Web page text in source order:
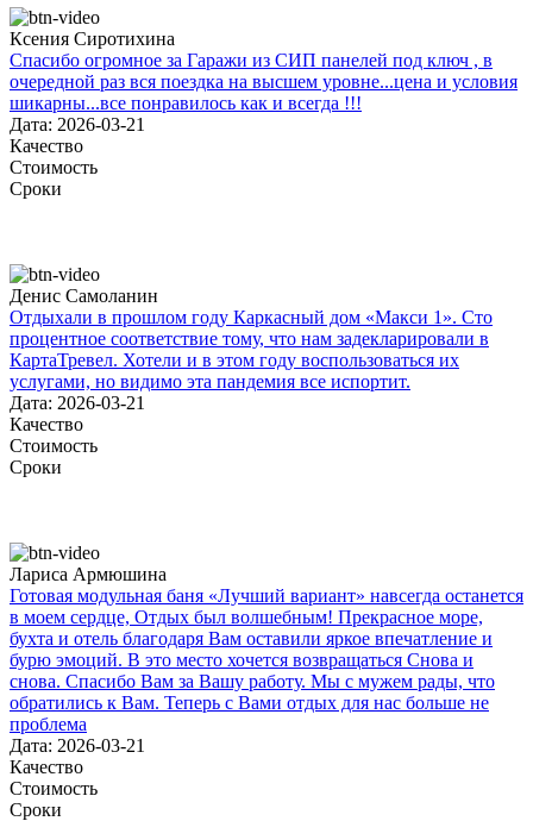
Ксения Сиротихина
Спасибо огромное за Гаражи из СИП панелей под ключ , в
очередной раз вся поездка на высшем уровне...цена и условия
шикарны...все понравилось как и всегда !!!
Дата: 2026-03-21
Качество
Стоимость
Сроки
Денис Самоланин
Отдыхали в прошлом году Каркасный дом «Макси 1». Сто
процентное соответствие тому, что нам задекларировали в
КартаТревел. Хотели и в этом году воспользоваться их
услугами, но видимо эта пандемия все испортит.
Дата: 2026-03-21
Качество
Стоимость
Сроки
Лариса Армюшина
Готовая модульная баня «Лучший вариант» навсегда останется
в моем сердце, Отдых был волшебным! Прекрасное море,
бухта и отель благодаря Вам оставили яркое впечатление и
бурю эмоций. В это место хочется возвращаться Снова и
снова. Спасибо Вам за Вашу работу. Мы с мужем рады, что
обратились к Вам. Теперь с Вами отдых для нас больше не
проблема
Дата: 2026-03-21
Качество
Стоимость
Сроки